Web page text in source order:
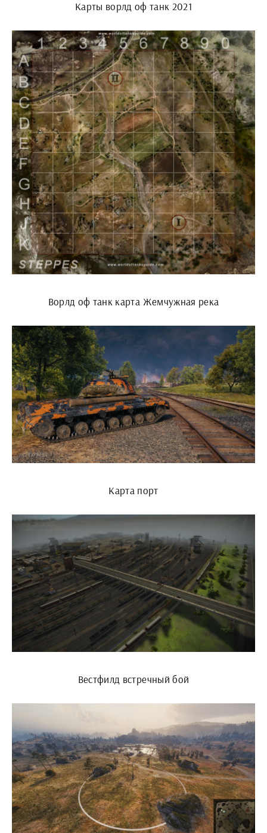
Карты ворлд оф танк 2021
Ворлд оф танк карта Жемчужная река
Карта порт
Вестфилд встречный бой